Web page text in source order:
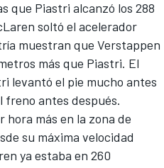
que Piastri alcanzó los 288
soltó el acelerador
muestran que Verstappen
más que Piastri. El
levantó el pie mucho antes
freno antes después.
más en la zona de
su máxima velocidad
ya estaba en 260